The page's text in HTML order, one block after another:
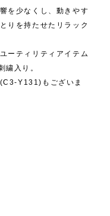
を少なくし、動きやす
りを持たせたリラック
ーティリティアイテム
繍入り。
Y131)もございま